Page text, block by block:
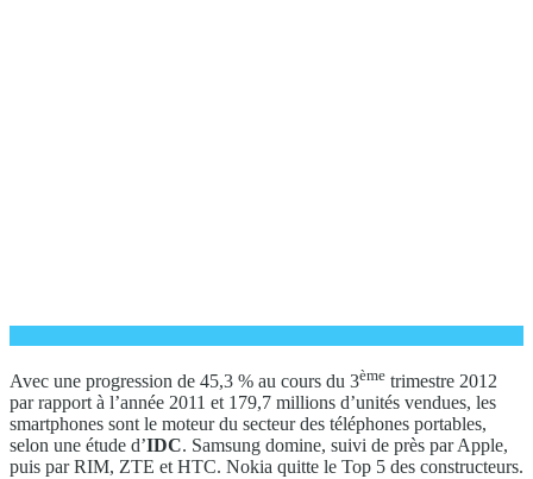
Avec une progression de 45,3 % au cours du 3ème trimestre 2012
par rapport à l’année 2011 et 179,7 millions d’unités vendues, les
smartphones sont le moteur du secteur des téléphones portables,
selon une étude d’IDC. Samsung domine, suivi de près par Apple,
puis par RIM, ZTE et HTC. Nokia quitte le Top 5 des constructeurs.